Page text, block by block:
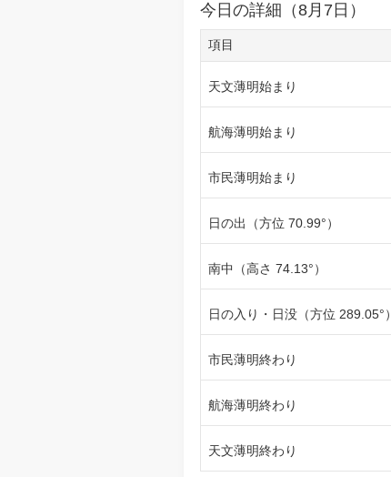
今日の詳細（8月7日）
項目
天文薄明始まり
航海薄明始まり
市民薄明始まり
日の出（方位 70.99°）
南中（高さ 74.13°）
日の入り・日没（方位 289.05°）
市民薄明終わり
航海薄明終わり
天文薄明終わり